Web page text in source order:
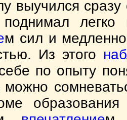
выучился
поднимал
м сил и
Из этого
по опыту
можно